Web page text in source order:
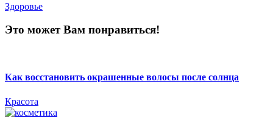
Здоровье
Это может Вам понравиться!
Как восстановить окрашенные волосы после солнца
Красота